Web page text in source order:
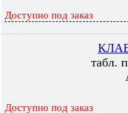
Доступно под заказ
табл.
Доступно под заказ